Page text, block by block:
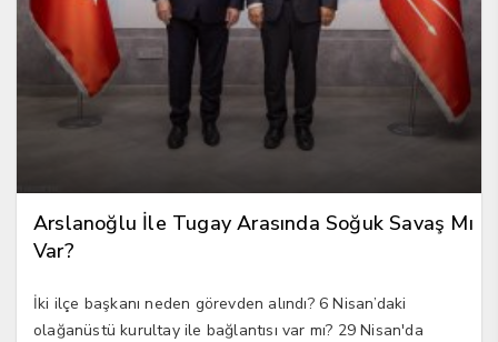
Arslanoğlu İle Tugay Arasında Soğuk Savaş Mı
Var?
İki ilçe başkanı neden görevden alındı? 6 Nisan’daki
olağanüstü kurultay ile bağlantısı var mı? 29 Nisan'da